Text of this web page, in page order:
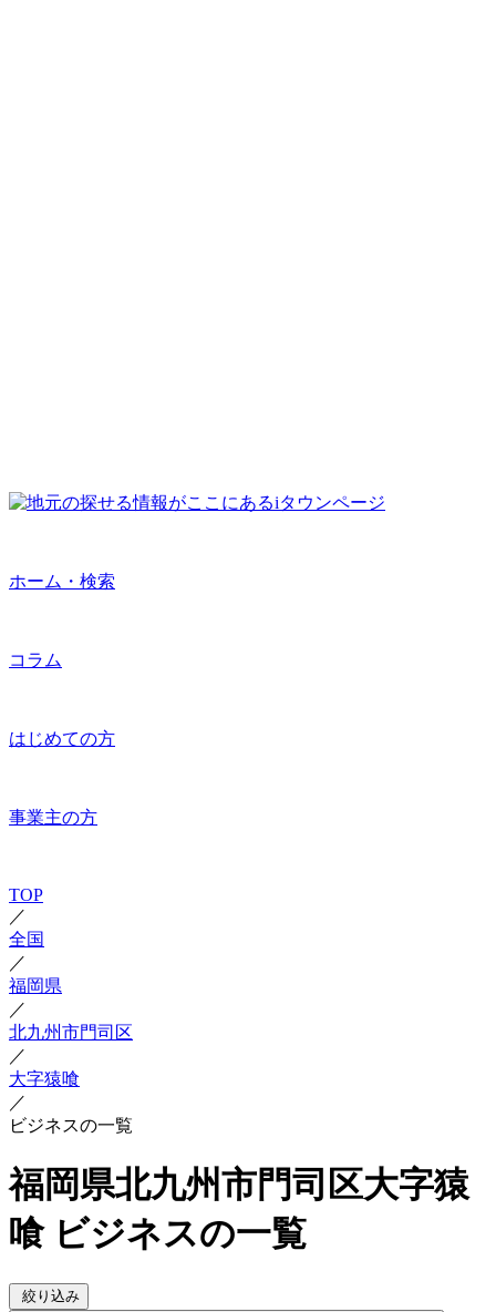
ホーム・検索
コラム
はじめての方
事業主の方
TOP
／
全国
／
福岡県
／
北九州市門司区
／
大字猿喰
／
ビジネスの一覧
福岡県北九州市門司区大字猿
喰 ビジネスの一覧
絞り込み